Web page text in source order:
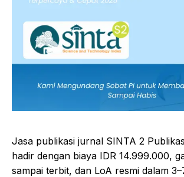
Jasa publikasi jurnal SINTA 2
hadir dengan biaya IDR 14.999.000,
sampai terbit, dan LoA resmi dalam